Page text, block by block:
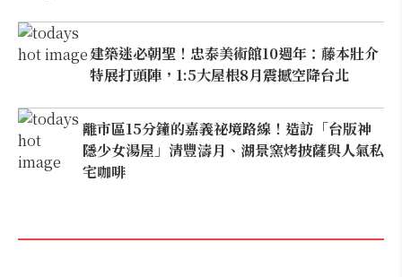
建築迷必朝聖！忠泰美術館10週年：藤本壯介
特展打頭陣，1:5大屋根8月震撼空降台北
離市區15分鐘的嘉義祕境路線！造訪「台版神
隱少女湯屋」清豐濤月、湖景窯烤披薩與人氣私
宅咖啡